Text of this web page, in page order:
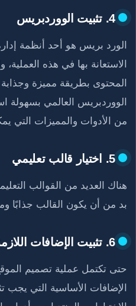
4. تثبيت الووردبريس
الورد بريس هو أحد أنظمة
الاستعانة بها في هذه
المحتوى بطريقة مميزة
الووردبريس العالمي بسهولة
من الأدوات والمميزات التي
5. اختيار قالب تعليمي
هناك العديد من القوالب
بد من أن يكون القالب جذابًا
6. تثبيت الإضافات اللازمة
حتى تكتمل عملية تصميم
الإضافات الأساسية التي يجب